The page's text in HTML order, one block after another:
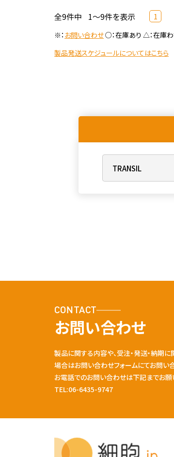
全9件中 1～9件を表示 1
※： お問い合わせ○：在庫あり △：在庫
製品発送スケジュールについてはこちら
CONTACT
お問い合わせ
製品に関する内容や、受注・発送・納期
場合はお問い合わせフォームにてお問い
お電話でのお問い合わせは下記までお願
TEL:06-6435-9747